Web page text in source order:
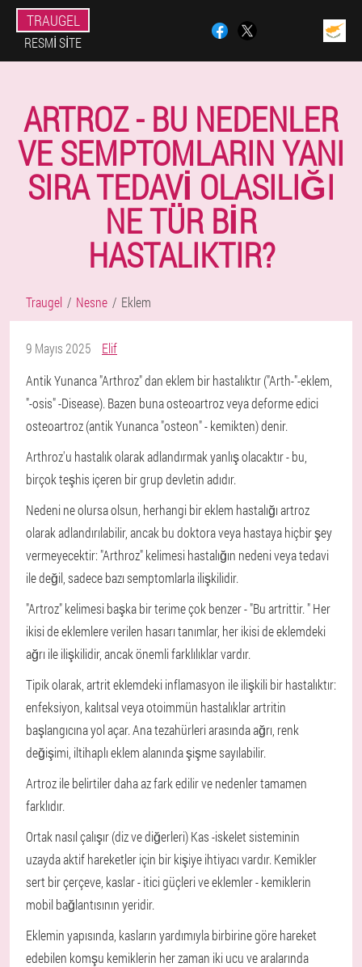
TRAUGEL
RESMI SITE
ARTROZ - BU NEDENLER
VE SEMPTOMLARIN YANI
SIRA TEDAVI OLASILIĞI
NE TÜR BIR
HASTALIKTIR?
Traugel Nesne Eklem
9 Mayıs 2025
Elif
Antik Yunanca "Arthroz" dan eklem bir hastalıktır ("Arth-"-eklem,
"-osis" -Disease). Bazen buna osteoartroz veya deforme edici
osteoartroz (antik Yunanca "osteon" - kemikten) denir.
Arthroz'u hastalık olarak adlandırmak yanlış olacaktır - bu,
birçok teşhis içeren bir grup devletin adıdır.
Nedeni ne olursa olsun, herhangi bir eklem hastalığı artroz
olarak adlandırılabilir, ancak bu doktora veya hastaya hiçbir şey
vermeyecektir: "Arthroz" kelimesi hastalığın nedeni veya tedavi
ile değil, sadece bazı semptomlarla ilişkilidir.
"Artroz" kelimesi başka bir terime çok benzer - "Bu artrittir. " Her
ikisi de eklemlere verilen hasarı tanımlar, her ikisi de eklemdeki
ağrı ile ilişkilidir, ancak önemli farklılıklar vardır.
Tipik olarak, artrit eklemdeki inflamasyon ile ilişkili bir hastalıktır:
enfeksiyon, kalıtsal veya otoimmün hastalıklar artritin
başlangıcına yol açar. Ana tezahürleri arasında ağrı, renk
değişimi, iltihaplı eklem alanında şişme sayılabilir.
Artroz ile belirtiler daha az fark edilir ve nedenler tamamen
farklıdır.
Ortak nasıl çalışır (diz ve diğerleri)Kas -iskelet sisteminin
uzayda aktif hareketler için bir kişiye ihtiyacı vardır. Kemikler
sert bir çerçeve, kaslar - itici güçleri ve eklemler - kemiklerin
mobil bağlantısının yeridir.
Eklemin yapısında, kasların yardımıyla birbirine göre hareket
edebilen komşu kemiklerin her zaman iki ucu ve aralarında